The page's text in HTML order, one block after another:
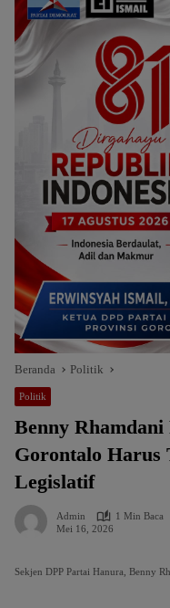
Beranda Politik
Politik
Benny
Gorontalo Harus
Legislatif
Admin
1 Min Baca
Mei 16, 2026
Sekjen DPP Partai Hanura, Benny